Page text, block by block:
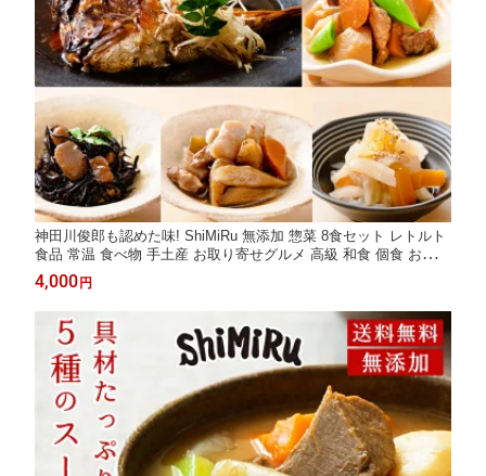
神田川俊郎も認めた味! ShiMiRu 無添加 惣菜 8食セット レトルト
食品 常温 食べ物 手土産 お取り寄せグルメ 高級 和食 個食 おかず
おつまみ 宅配 食べ物 送料無料 煮物 レンジ 無添加食品 肉じゃが
大阪味源
4,000 円